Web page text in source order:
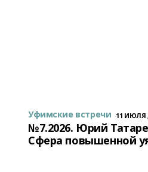
Уфимские встречи 11 ИЮЛЯ ,
№7.2026. Юрий
Сфера повышенной